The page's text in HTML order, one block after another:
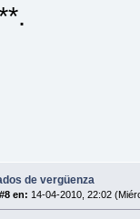
de vergüenza
en: 14-04-2010, 22:02